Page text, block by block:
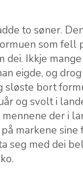
to søner.
som fell
dei. Ikkje
eigde, og
sløste bort
og svolt i
der i
markene sine
seg med dei